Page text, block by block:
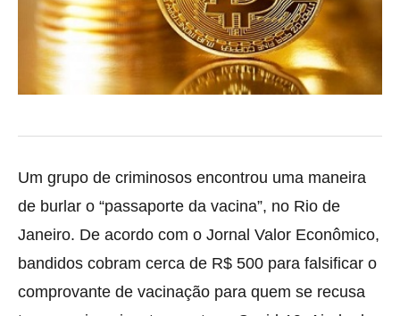
Um grupo de criminosos encontrou uma maneira
de burlar o “passaporte da vacina”, no Rio de
Janeiro. De acordo com o Jornal Valor Econômico,
bandidos cobram cerca de R$ 500 para falsificar o
comprovante de vacinação para quem se recusa